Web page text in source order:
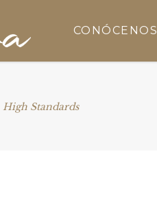
CONÓCENOS
High Standards